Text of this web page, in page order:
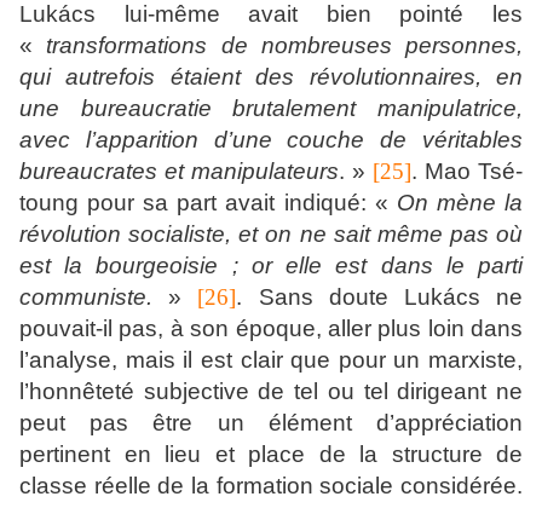
Lukács lui-même avait bien pointé les
« transformations de nombreuses personnes,
qui autrefois étaient des révolutionnaires, en
une bureaucratie brutalement manipulatrice,
avec l’apparition d’une couche de véritables
bureaucrates et manipulateurs. » [25]. Mao Tsé-
toung pour sa part avait indiqué: « On mène la
révolution socialiste, et on ne sait même pas où
est la bourgeoisie ; or elle est dans le parti
communiste. » [26]. Sans doute Lukács ne
pouvait-il pas, à son époque, aller plus loin dans
l’analyse, mais il est clair que pour un marxiste,
l’honnêteté subjective de tel ou tel dirigeant ne
peut pas être un élément d’appréciation
pertinent en lieu et place de la structure de
classe réelle de la formation sociale considérée.